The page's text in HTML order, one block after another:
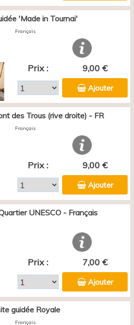
'Made in Tournai'
Français
Prix : 9,00 €
Ajouter
des Trous (rive droite) - FR
Français
Prix : 9,00 €
Ajouter
UNESCO - Français
Prix : 7,00 €
Ajouter
guidée Royale
Français